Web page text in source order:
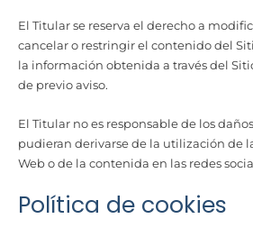
El Titular se reserva el derecho a
cancelar o restringir el contenido del
la información obtenida a través del
de previo aviso.
El Titular no es responsable de los
pudieran derivarse de la utilización de
Web o de la contenida en las redes
Política de cookies